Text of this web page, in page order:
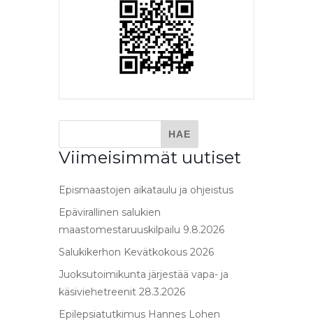
Viimeisimmät uutiset
Epismaastojen aikataulu ja ohjeistus
Epävirallinen salukien
maastomestaruuskilpailu 9.8.2026
Salukikerhon Kevätkokous 2026
Juoksutoimikunta järjestää vapa- ja
käsiviehetreenit 28.3.2026
Epilepsiatutkimus Hannes Lohen